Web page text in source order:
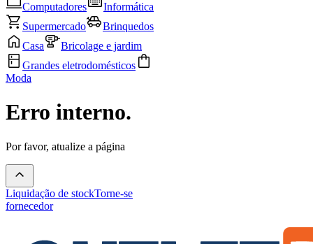
Computadores
Informática
Supermercado
Brinquedos
Casa
Bricolage e jardim
Grandes eletrodomésticos
Moda
Erro interno.
Por favor, atualize a página
Liquidação de stockTorne-se
fornecedor